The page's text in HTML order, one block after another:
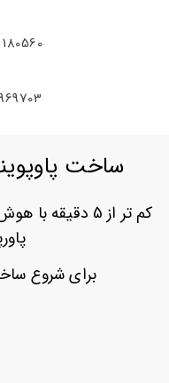
حساب
ثبت
بازیابی
180560 نقشه و دتایل
7969703
ساخت
کم تر از 5 دقیقه با هوش مصنوعی
برای شروع